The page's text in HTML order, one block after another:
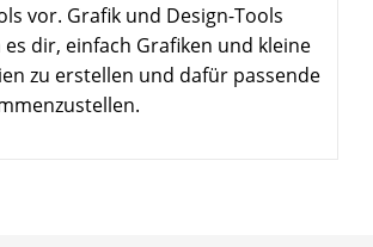
vor. Grafik und Design-Tools
dir, einfach Grafiken und kleine
zu erstellen und dafür passende